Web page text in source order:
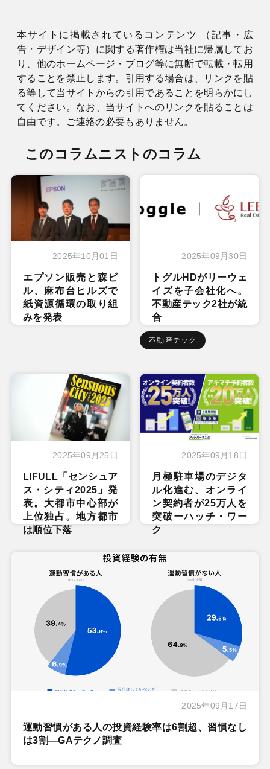
本サイトに掲載されているコンテンツ （記事・広
告・デザイン等）に関する著作権は当社に帰属してお
り、他のホームページ・ブログ等に無断で転載・転用
することを禁止します。引用する場合は、リンクを貼
る等して当サイトからの引用であることを明らかにし
てください。なお、当サイトへのリンクを貼ることは
自由です。ご連絡の必要もありません。
このコラムニストのコラム
2025年10月01日
エプソン販売と森ビ
ル、麻布台ヒルズで
紙資源循環の取り組
みを発表
2025年09月30日
トグルHDがリーウェ
イズを子会社化へ。
不動産テック2社が統
合
不動産テック
2025年09月25日
LIFULL「センシュア
ス・シティ2025」発
表。大都市中心部が
上位独占。地方都市
は順位下落
2025年09月18日
月極駐車場のデジタ
ル化進む、オンライ
ン契約者が25万人を
突破ーハッチ・ワー
ク
2025年09月17日
運動習慣がある人の投資経験率は6割超、習慣なし
は3割―GAテクノ調査